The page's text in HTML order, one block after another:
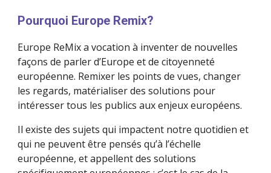
Pourquoi Europe Remix?
Europe ReMix a vocation à inventer de nouvelles
façons de parler d’Europe et de citoyenneté
européenne. Remixer les points de vues, changer
les regards, matérialiser des solutions pour
intéresser tous les publics aux enjeux européens.
Il existe des sujets qui impactent notre quotidien et
qui ne peuvent être pensés qu’à l’échelle
européenne, et appellent des solutions